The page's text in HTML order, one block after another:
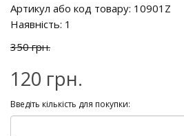
Артикул або код товару: 10901Z
Наявність: 1
350 грн.
120 грн.
Введіть кількість для покупки: